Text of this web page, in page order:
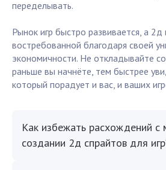
переделывать.
Рынок игр быстро развивается, а 2д
востребованной благодаря своей
экономичности. Не откладывайте
раньше вы начнёте, тем быстрее
который порадует и вас, и ваших
Как избежать расхождений с
создании 2д спрайтов для